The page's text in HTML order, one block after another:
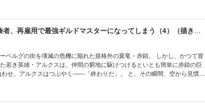
【合本版】引退したおっさん冒険者、再雇用で最強ギルドマスターになってしまう（4）（描き下ろしおまけ付き）
ベルグの街を壊滅の危機に陥れた規格外の翼竜・赤錆。 しかし、かつて冒
若き英雄・アルクスは、仲間の窮地に駆けつけるといとも簡単に赤錆の巨
せ、アルクスはつぶやく――「終わりだ」。 と、その瞬間、空から見慣れ